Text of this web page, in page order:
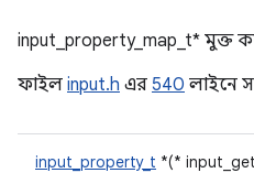
input_property_map_t* মুক্ত
ফাইল input.h এর 540 লাইনে
input_property_t *(*